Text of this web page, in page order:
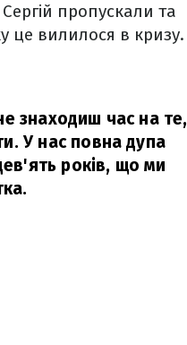
пропускали та
це вилилося в кризу.
знаходиш час на те,
У нас повна дупа
років, що ми